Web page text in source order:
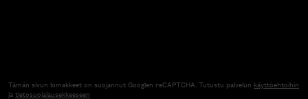
Tämän sivun lomakkeet on suojannut Googlen reCAPTCHA. Tutustu palvelun käyttöehtoihin
jatietosuojalausekkeeseen